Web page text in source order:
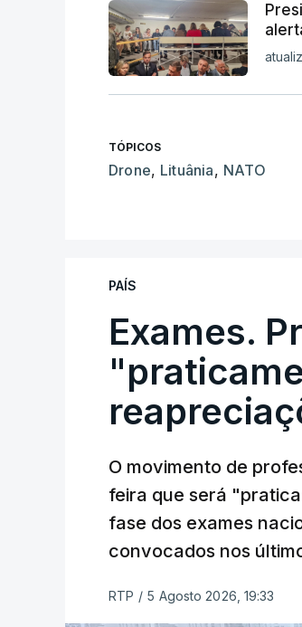
TÓPICOS
Drone, Lituânia, NATO
PAÍS
Exames.
O movimento de
feira que será
fase dos exames
convocados nos
RTP / 5 Agosto 2026, 19:33